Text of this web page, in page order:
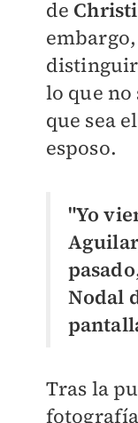
de
lo que
que sea
esposo.
"Yo
Nodal
Tras la